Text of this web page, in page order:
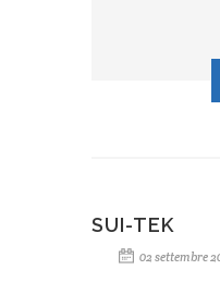
SUI-TEK
02 settembre